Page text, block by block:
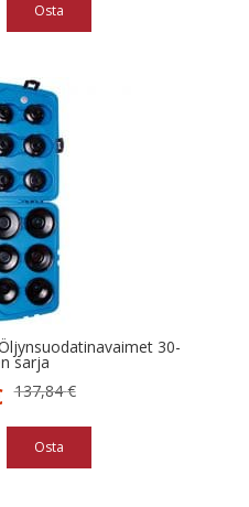
340,48 €.
188,19 €.
Osta
30-
sarja
137,84€
Alkuperäinen
137,84 €.
Nykyinen
87,79 €.
Osta